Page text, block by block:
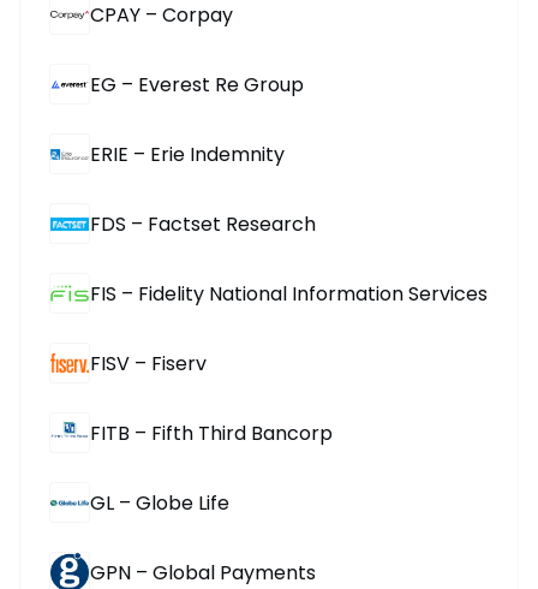
CPAY – Corpay
EG – Everest Re Group
ERIE – Erie Indemnity
FDS – Factset Research
FIS – Fidelity National Information Services
FISV – Fiserv
FITB – Fifth Third Bancorp
GL – Globe Life
GPN – Global Payments